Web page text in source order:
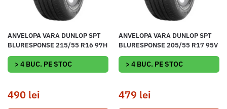
ANVELOPA VARA DUNLOP SPT
BLURESPONSE 215/55 R16 97H
> 4 BUC. PE STOC
490 lei
ANVELOPA VARA DUNLOP SPT
BLURESPONSE 205/55 R17 95V
> 4 BUC. PE STOC
479 lei